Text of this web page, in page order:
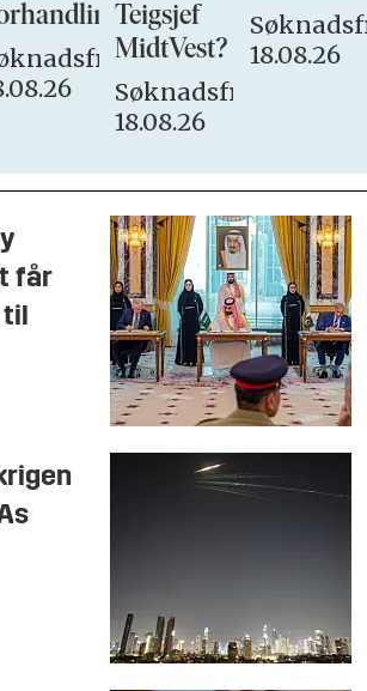
Teigsjef
MidtVest?
Søknadsfrist:
18.08.26
18.08.26
får
til